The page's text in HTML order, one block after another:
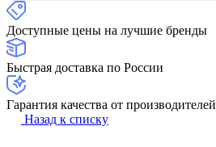
Доступные цены на лучшие бренды
Быстрая доставка по России
Гарантия качества от производителей
Назад к списку